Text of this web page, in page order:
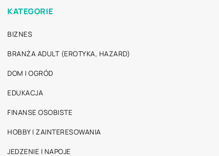
KATEGORIE
BIZNES
BRANŻA ADULT (EROTYKA, HAZARD)
DOM I OGRÓD
EDUKACJA
FINANSE OSOBISTE
HOBBY I ZAINTERESOWANIA
JEDZENIE I NAPOJE